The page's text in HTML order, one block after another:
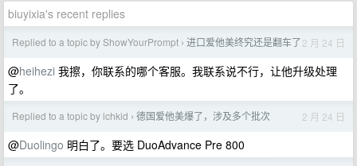
biuyixia's recent replies
Replied to a topic by ShowYourPrompt › 进口爱他美终究还是翻车了2 月 24 日
@heihezi 我擦，你联系的哪个客服。我联系说不行，让他升级处理
了。
Replied to a topic by lchkid › 德国爱他美爆了，涉及多个批次 2 月 24 日
@Duolingo 明白了。要选 DuoAdvance Pre 800